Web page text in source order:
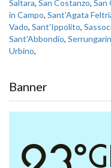
Saltara, San Costanzo, San
in Campo, Sant'Agata
Vado, Sant'Ippolito,
Sant'Abbondio,
Urbino,
Banner